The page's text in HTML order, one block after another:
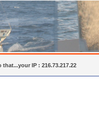
IP : 216.73.217.22